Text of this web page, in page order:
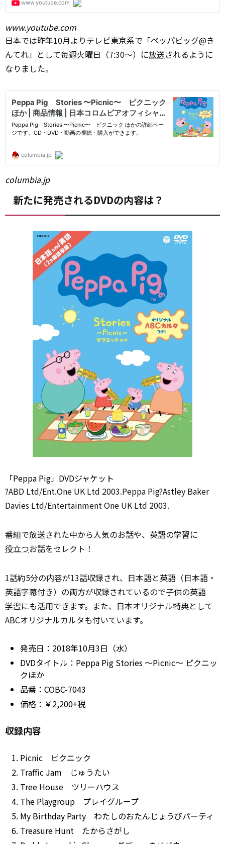
www.youtube.com
日本では昨年10月よりテレビ東京系で「ペッパピッグ@き
んてれ」として毎週火曜日（7:30～）に放送されるように
なりました。
columbia.jp
新たに発売されるDVDの内容は？
「Peppa Pig」DVDジャケット
?ABD Ltd/Ent.One UK Ltd 2003.Peppa Pig?Astley Baker
Davies Ltd/Entertainment One UK Ltd 2003.
番組で放送された中から人気のお話や、英語の学習に
役立つお話をセレクト！
1話約5分の内容が13話収録され、日本語と英語（日本語・
英語字幕付き）の両方が収録されているので子供の英語
学習にも活用できます。また、日本オリジナル特典として
ABCオリジナルカルタも付いています。
発売日：2018年10月3日（水）
DVDタイトル：Peppa Pig Stories ～Picnic～ ピクニッ
クほか
品番：COBC-7043
価格：￥2,200+税
収録内容
Picnic ピクニック
Traffic Jam じゅうたい
Tree House ツリーハウス
The Playgroup プレイグループ
My Birthday Party わたしのおたんじょうびパーティ
Treasure Hunt たからさがし